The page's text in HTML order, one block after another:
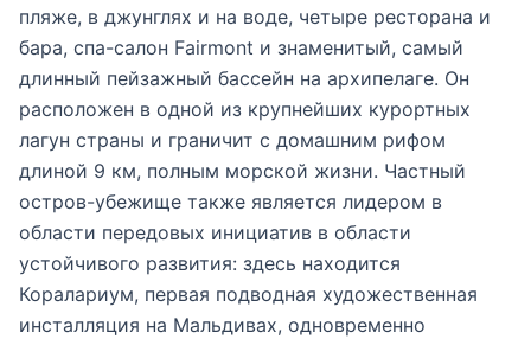
пляже, в джунглях и на воде, четыре ресторана и
бара, спа-салон Fairmont и знаменитый, самый
длинный пейзажный бассейн на архипелаге. Он
расположен в одной из крупнейших курортных
лагун страны и граничит с домашним рифом
длиной 9 км, полным морской жизни. Частный
остров-убежище также является лидером в
области передовых инициатив в области
устойчивого развития: здесь находится
Коралариум, первая подводная художественная
инсталляция на Мальдивах, одновременно